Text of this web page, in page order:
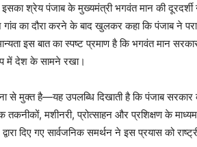
श्रेय पंजाब के मुख्यमंत्री भगवंत मान की दूरदर्शी
का दौरा करने के बाद खुलकर कहा कि पंजाब ने
इस बात का स्पष्ट प्रमाण है कि भगवंत मान
में देश के सामने रखा।
से मुक्त है—यह उपलब्धि दिखाती है कि पंजाब सरकार
तकनीकों, मशीनरी, प्रोत्साहन और प्रशिक्षण के
दिए गए सार्वजनिक समर्थन ने इस प्रयास को